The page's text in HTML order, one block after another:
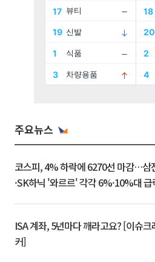
주요뉴스
코스피, 4% 하락에 6270선 마감…삼
·SK하닉 '와르르' 각각 6%·10%대 급
ISA 계좌, 5년마다 깨라고요? [이슈크
커]